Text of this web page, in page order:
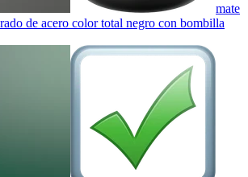
mate
de acero color total negro con bombilla